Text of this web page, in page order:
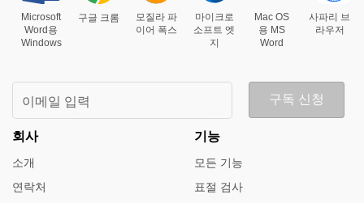
Microsoft
Word용
Windows
구글 크롬
모질라 파
이어 폭스
마이크로
소프트 엣
지
Mac OS
용 MS
Word
사파리 브
라우저
이메일 입력 구독 신청
회사
소개
연락처
기능
모든 기능
표절 검사